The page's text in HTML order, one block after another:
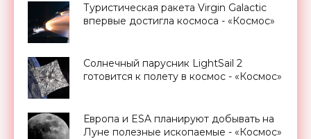
Туристическая ракета Virgin Galactic
впервые достигла космоса - «Космос»
Солнечный парусник LightSail 2
готовится к полету в космос - «Космос»
Европа и ESA планируют добывать на
Луне полезные ископаемые - «Космос»